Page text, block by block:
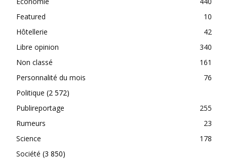
Featured
10
Hôtellerie
42
Libre opinion
340
Non classé
161
Personnalité du mois
76
Politique (2 572)
Publireportage
255
Rumeurs
23
Science
178
Société (3 850)